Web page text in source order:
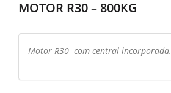
MOTOR R30 – 800KG
Motor R30 com central incorporada.